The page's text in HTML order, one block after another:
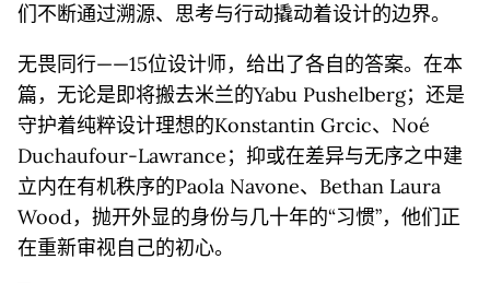
们不断通过溯源、思考与行动撬动着设计的边界。
无畏同行——15位设计师，给出了各自的答案。在本
篇，无论是即将搬去米兰的Yabu Pushelberg；还是
守护着纯粹设计理想的Konstantin Grcic、Noé
Duchaufour-Lawrance；抑或在差异与无序之中建
立内在有机秩序的Paola Navone、Bethan Laura
Wood，抛开外显的身份与几十年的“习惯”，他们正
在重新审视自己的初心。